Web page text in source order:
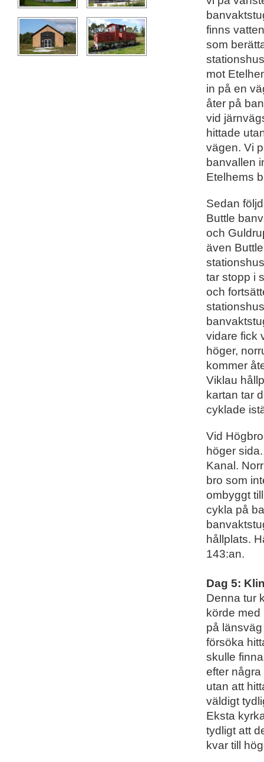
finns
som
mot
in på en
åter på
vid
hittade
vägen. Vi
banvallen
Etelhems
Sedan
Buttle
och
även
tar stopp i
och
vidare fick
höger,
kommer
Viklau
kartan tar
cyklade
Vid
höger
Kanal.
bro som
ombyggt
cykla på
hållplats.
143:an.
Dag 5:
Denna tur
körde
på
försöka
skulle
efter
utan att
väldigt
Eksta
tydligt att
kvar till